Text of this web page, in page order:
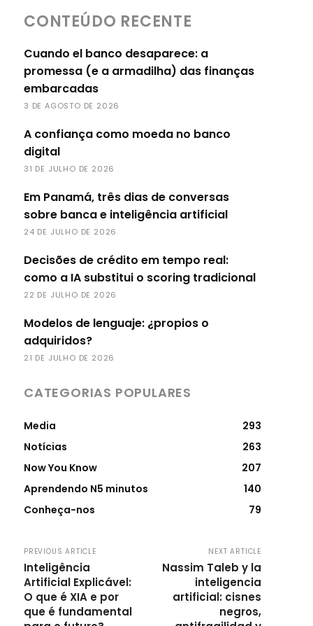
CONTEÚDO RECENTE
Cuando el banco desaparece: a
promessa (e a armadilha) das finanças
embarcadas
3 DE AGOSTO DE 2026
A confiança como moeda no banco
digital
31 DE JULHO DE 2026
Em Panamá, três dias de conversas
sobre banca e inteligência artificial
24 DE JULHO DE 2026
Decisões de crédito em tempo real:
como a IA substitui o scoring tradicional
22 DE JULHO DE 2026
Modelos de lenguaje: ¿propios o
adquiridos?
21 DE JULHO DE 2026
CATEGORIAS POPULARES
Media
293
Notícias
263
Now You Know
207
Aprendendo N5 minutos
140
Conheça-nos
79
PREVIOUS ARTICLE
Inteligência
Artificial Explicável:
O que é XIA e por
que é fundamental
NEXT ARTICLE
Nassim Taleb y la
inteligencia
artificial: cisnes
negros,